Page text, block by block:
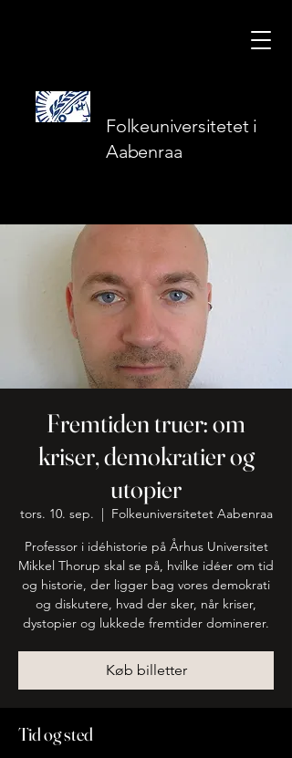
Folkeuniversitetet i
Aabenraa
Fremtiden truer: om
kriser, demokratier og
utopier
tors. 10. sep.
  |
Folkeuniversitetet Aabenraa
Professor i idéhistorie på Århus Universitet
Mikkel Thorup skal se på, hvilke idéer om tid
og historie, der ligger bag vores demokrati
og diskutere, hvad der sker, når kriser,
dystopier og lukkede fremtider dominerer.
Køb billetter
Tid og sted